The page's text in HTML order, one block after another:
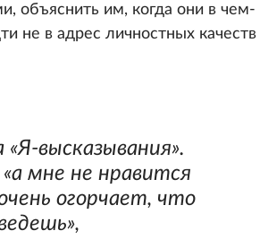
объяснить им, когда они в чем-
не в адрес личностных качеств
высказывания».
мне не нравится
огорчает, что